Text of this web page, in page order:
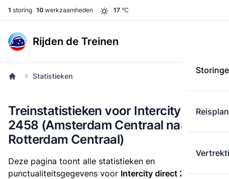
1 storing 10 werkzaamheden 17 °C
Rijden de Treinen
Statistieken
Treinstatistieken voor Intercity direct
2458 (Amsterdam Centraal naar
Rotterdam Centraal)
Deze pagina toont alle statistieken en
punctualiteitsgegevens voor Intercity direct 2458die